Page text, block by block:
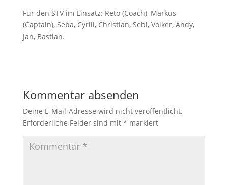
Für den STV im Einsatz: Reto (Coach), Markus
(Captain), Seba, Cyrill, Christian, Sebi, Volker, Andy,
Jan, Bastian.
Kommentar absenden
Deine E-Mail-Adresse wird nicht veröffentlicht.
Erforderliche Felder sind mit * markiert